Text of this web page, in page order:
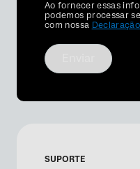
Privacy
Optin
Ao fornecer essas
podemos processar
com nossa
SUPORTE